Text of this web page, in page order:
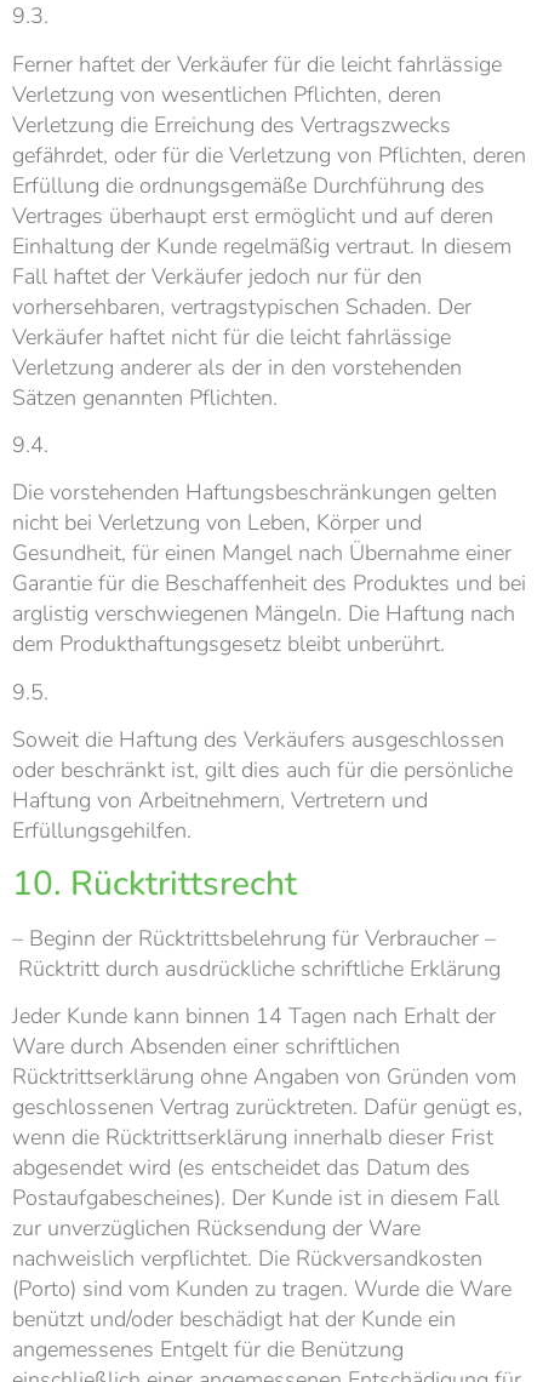
9.3.
Ferner haftet der Verkäufer für die leicht fahrlässige
Verletzung von wesentlichen Pflichten, deren
Verletzung die Erreichung des Vertragszwecks
gefährdet, oder für die Verletzung von Pflichten, deren
Erfüllung die ordnungsgemäße Durchführung des
Vertrages überhaupt erst ermöglicht und auf deren
Einhaltung der Kunde regelmäßig vertraut. In diesem
Fall haftet der Verkäufer jedoch nur für den
vorhersehbaren, vertragstypischen Schaden. Der
Verkäufer haftet nicht für die leicht fahrlässige
Verletzung anderer als der in den vorstehenden
Sätzen genannten Pflichten.
9.4.
Die vorstehenden Haftungsbeschränkungen gelten
nicht bei Verletzung von Leben, Körper und
Gesundheit, für einen Mangel nach Übernahme einer
Garantie für die Beschaffenheit des Produktes und bei
arglistig verschwiegenen Mängeln. Die Haftung nach
dem Produkthaftungsgesetz bleibt unberührt.
9.5.
Soweit die Haftung des Verkäufers ausgeschlossen
oder beschränkt ist, gilt dies auch für die persönliche
Haftung von Arbeitnehmern, Vertretern und
Erfüllungsgehilfen.
10. Rücktrittsrecht
– Beginn der Rücktrittsbelehrung für Verbraucher –
Rücktritt durch ausdrückliche schriftliche Erklärung
Jeder Kunde kann binnen 14 Tagen nach Erhalt der
Ware durch Absenden einer schriftlichen
Rücktrittserklärung ohne Angaben von Gründen vom
geschlossenen Vertrag zurücktreten. Dafür genügt es,
wenn die Rücktrittserklärung innerhalb dieser Frist
abgesendet wird (es entscheidet das Datum des
Postaufgabescheines). Der Kunde ist in diesem Fall
zur unverzüglichen Rücksendung der Ware
nachweislich verpflichtet. Die Rückversandkosten
(Porto) sind vom Kunden zu tragen. Wurde die Ware
benützt und/oder beschädigt hat der Kunde ein
angemessenes Entgelt für die Benützung